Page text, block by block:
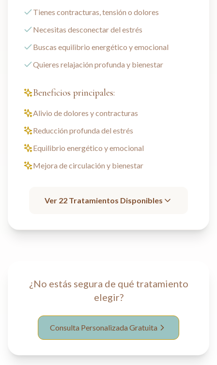
Tienes contracturas, tensión o dolores
Necesitas desconectar del estrés
Buscas equilibrio energético y emocional
Quieres relajación profunda y bienestar
Beneficios principales:
Alivio de dolores y contracturas
Reducción profunda del estrés
Equilibrio energético y emocional
Mejora de circulación y bienestar
Ver 22 Tratamientos Disponibles
¿No estás segura de qué tratamiento
elegir?
Consulta Personalizada Gratuita